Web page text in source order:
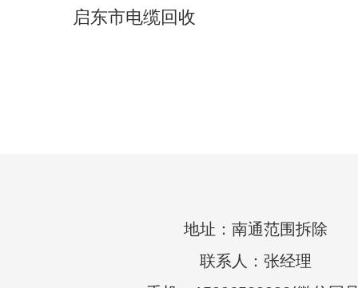
启东市电缆回收
地址：南通范围拆除
联系人：张经理